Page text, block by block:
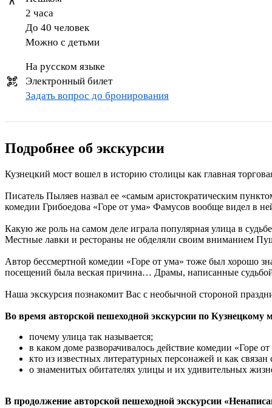
2 часа
До 40 человек
Можно с детьми
На русском языке
Электронный билет
Задать вопрос до бронирования
Подробнее об экскурсии
Кузнецкий мост вошел в историю столицы как главная
Писатель Пыляев назвал ее «самым аристократическим
комедии Грибоедова «Горе от ума» Фамусов вообще видел в
Какую же роль на самом деле играла популярная улица в
Местные лавки и рестораны не обделяли своим вниманием
Автор бессмертной комедии «Горе от ума» тоже был хорошо
посещений была веская причина… Драмы, написанные
Наша экскурсия познакомит Вас с необычной стороной
Во время авторской пешеходной экскурсии по Кузнецкому
почему улица так называется;
в каком доме разворачивалось действие комедии «Горе
кто из известных литературных персонажей и как
о знаменитых обитателях улицы и их удивительных
В продолжение авторской пешеходной экскурсии